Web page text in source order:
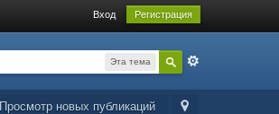
Вход Регистрация
Эта тема
Просмотр новых публикаций